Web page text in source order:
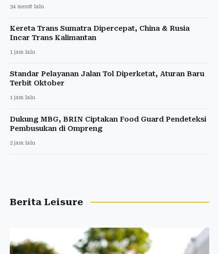
34 menit lalu
Kereta Trans Sumatra Dipercepat, China & Rusia
Incar Trans Kalimantan
1 jam lalu
Standar Pelayanan Jalan Tol Diperketat, Aturan Baru
Terbit Oktober
1 jam lalu
Dukung MBG, BRIN Ciptakan Food Guard Pendeteksi
Pembusukan di Ompreng
2 jam lalu
Berita Leisure